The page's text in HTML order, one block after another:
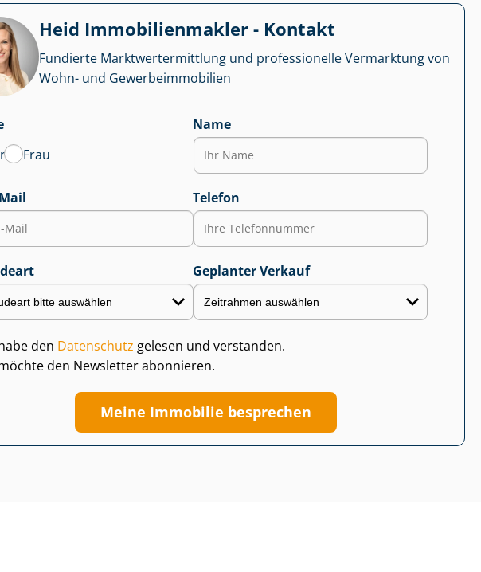
Heid Im­mo­bi­li­en­mak­ler - Kontakt
Fundierte Markt­wert­ermitt­lung und professionelle Vermarktung von
Wohn- und Ge­wer­be­im­mo­bi­li­en
Frau
Name
Telefon
Geplanter Verkauf
den Datenschutz gelesen und verstanden.
den Newsletter abonnieren.
Meine Immobilie besprechen